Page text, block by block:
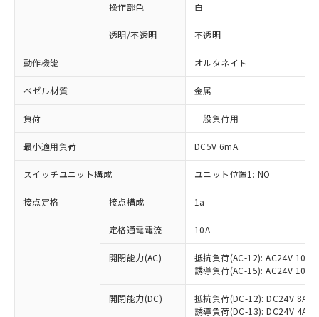
操作部色 白
透明/不透明 不透明
動作機能 オルタネイト
ベゼル材質 金属
負荷 一般負荷用
最小適用負荷 DC5V 6mA
スイッチユニット構成 ユニット位置1: NO
接点定格 接点構成 1a
定格通電電流 10A
開閉能力(AC)
抵抗負荷(AC-12): AC24V 10A/
誘導負荷(AC-15): AC24V
開閉能力(DC)
抵抗負荷(DC-12): DC24V 8A/
誘導負荷(DC-13): DC24V 4A/
ご利用条件
対応済み：EU RoHS指令（10物質）の
非含有に対応した製品が提供可能な商品で
対応予定：EU RoHS指令（10物質）の非含
有に対応した製品に切り替える予定のある